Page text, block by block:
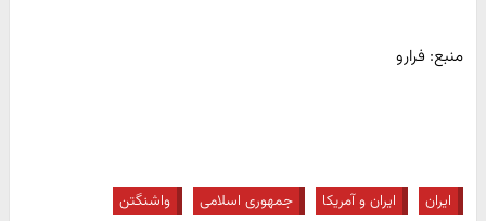
منبع: فرارو
ایران ایران و آمریکا جمهوری اسلامی
واشنگتن